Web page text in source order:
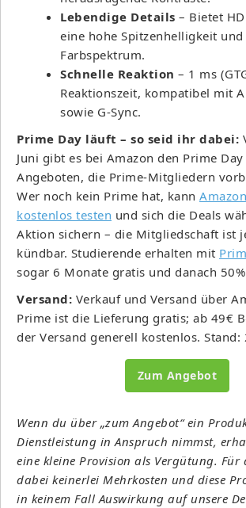
Lebendige Details – Bietet
eine hohe Spitzenhelligkeit
Farbspektrum.
Schnelle Reaktion – 1 ms
Reaktionszeit, kompatibel mit
sowie G-Sync.
Prime Day läuft – so seid ihr dabei:
Juni gibt es bei Amazon den Prime
Angeboten, die Prime-Mitgliedern
Wer noch kein Prime hat, kann
kostenlos testen und sich die Deals
Aktion sichern – die Mitgliedschaft ist
kündbar. Studierende erhalten mit
sogar 6 Monate gratis und danach
Versand: Verkauf und Versand über
Prime ist die Lieferung gratis; ab 49€
der Versand generell kostenlos. Stand:
Zum Angebot
Wenn du über „zum Angebot“ ein
Dienstleistung in Anspruch nimmst,
eine kleine Provision als Vergütung. Für
dabei keinerlei Mehrkosten und diese
in keinem Fall Auswirkung auf unsere